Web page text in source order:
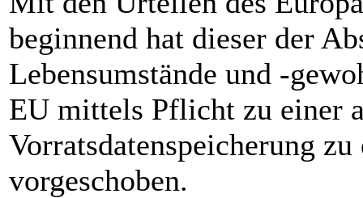
beginnend hat dieser der
Lebensumstände und -
EU mittels Pflicht zu einer
Vorratsdatenspeicherung
vorgeschoben.